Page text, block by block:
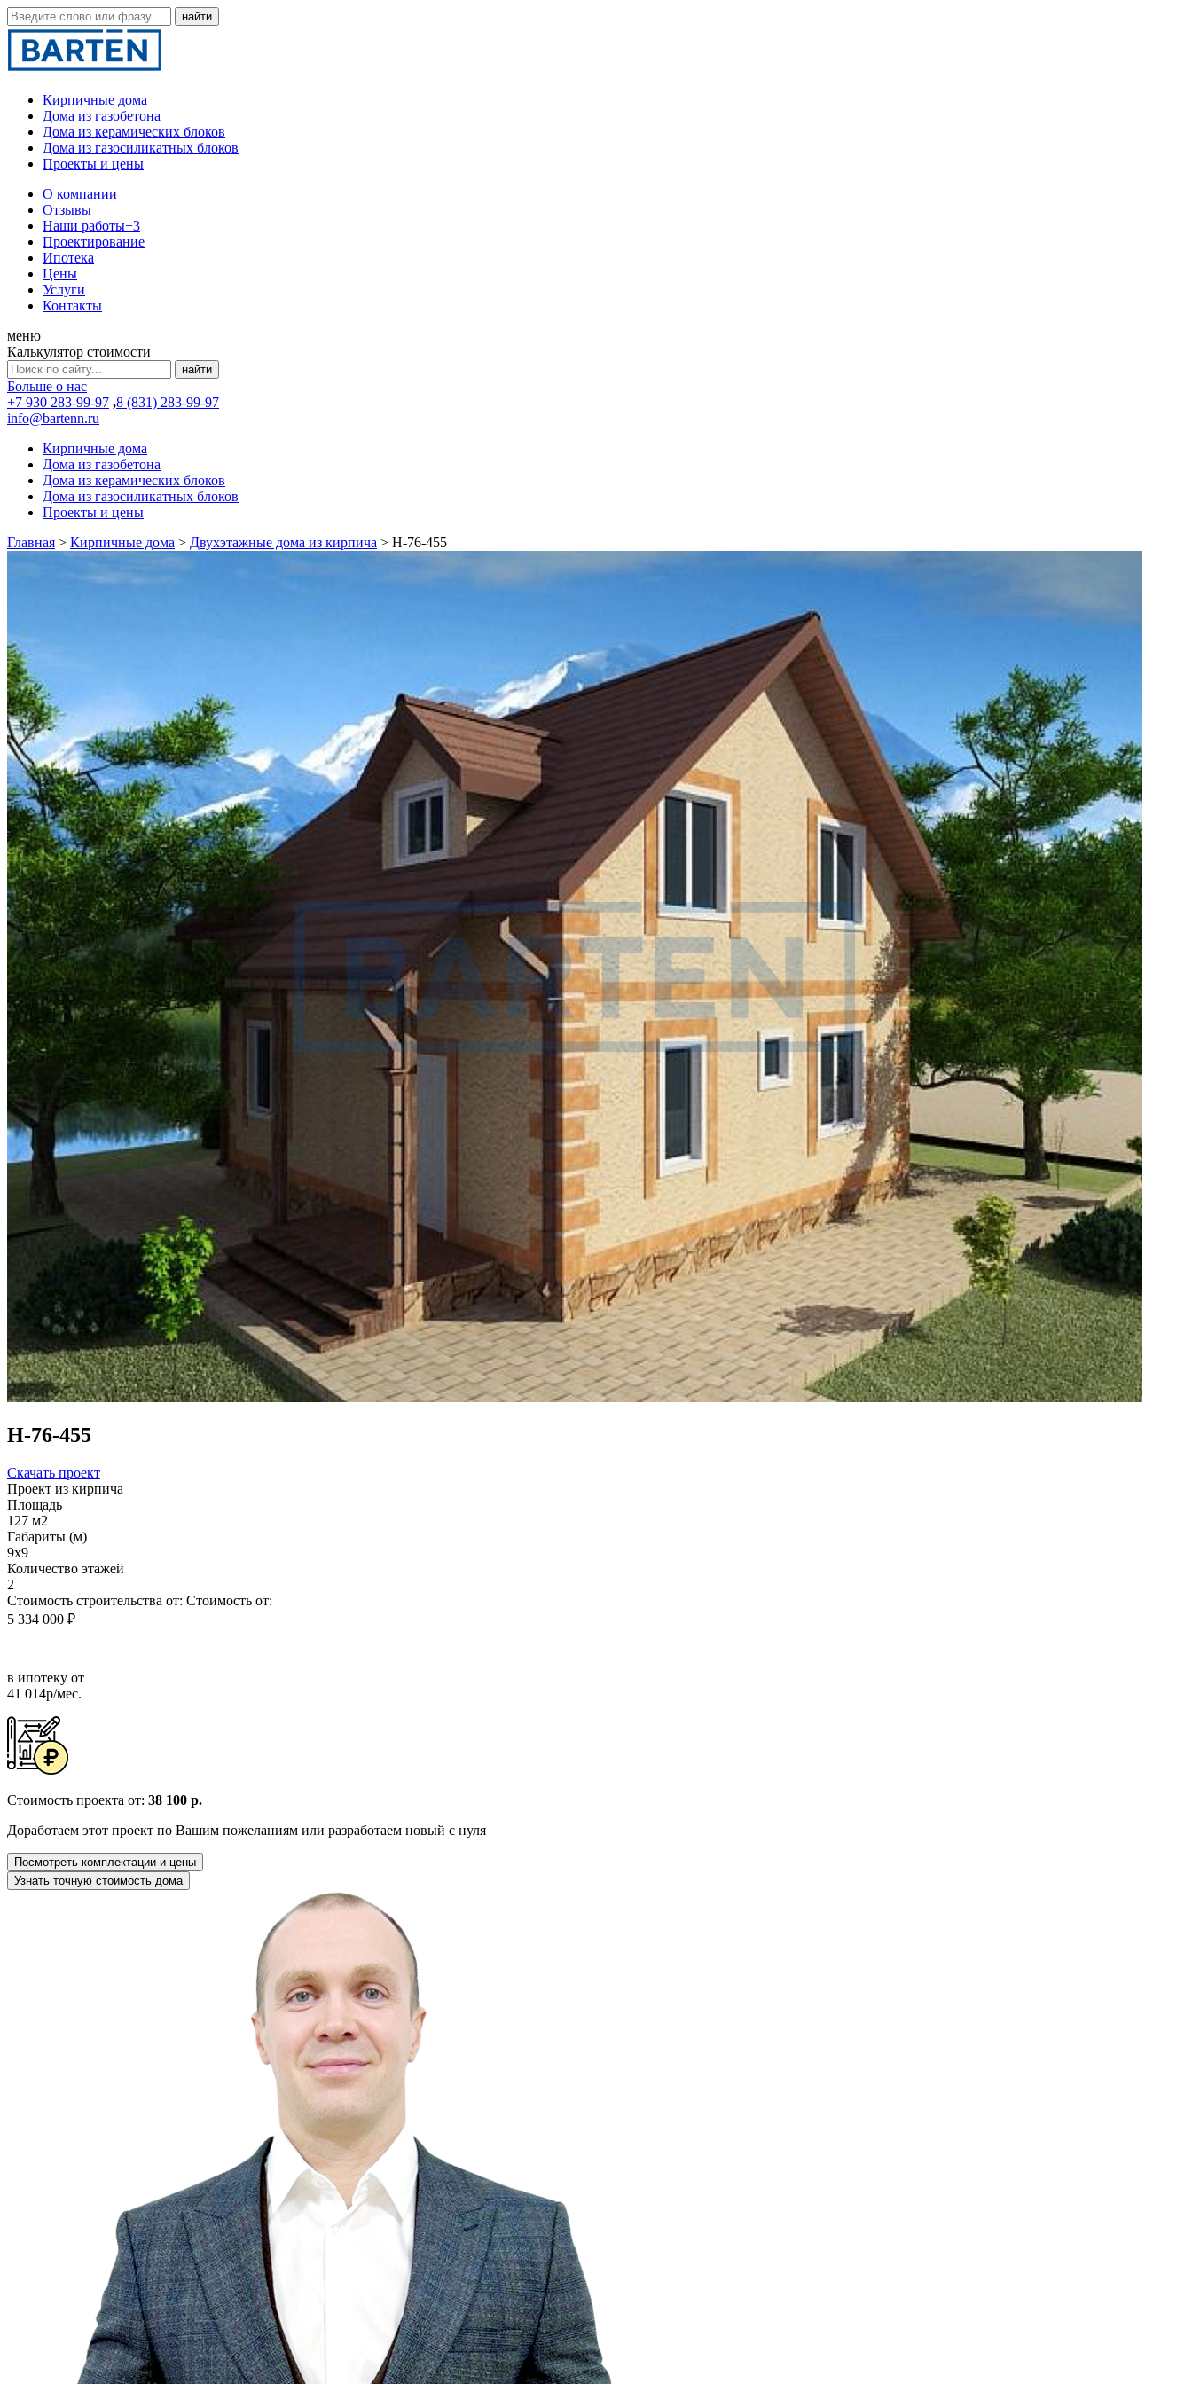
Кирпичные дома
Дома из газобетона
Дома из керамических блоков
Дома из газосиликатных блоков
Проекты и цены
О компании
Отзывы
Наши работы+3
Проектирование
Ипотека
Цены
Услуги
Контакты
меню
Калькулятор стоимости
Больше о нас
+7 930 283-99-97 ,8 (831) 283-99-97
info@bartenn.ru
Кирпичные дома
Дома из газобетона
Дома из керамических блоков
Дома из газосиликатных блоков
Проекты и цены
Главная > Кирпичные дома > Двухэтажные дома из кирпича > Н-76-455
Н-76-455
Скачать проект
Проект из кирпича
Площадь
127 м2
Габариты (м)
9х9
Количество этажей
2
Стоимость строительства от: Стоимость от:
5 334 000 ₽
в ипотеку от
41 014р/мес.
Стоимость проекта от: 38 100 р.
Доработаем этот проект по Вашим пожеланиям или разработаем новый с нуля
Посмотреть комплектации и цены
Узнать точную стоимость дома